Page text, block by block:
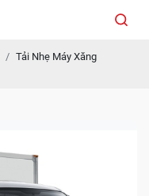
Tải Nhẹ Máy Xăng